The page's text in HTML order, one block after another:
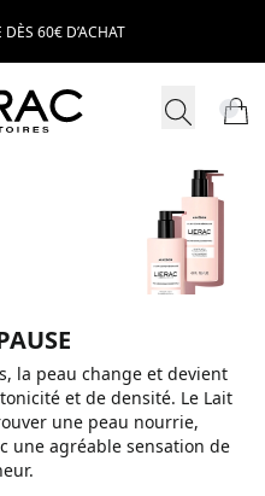
DÈS 60€ D’ACHAT
la peau change et devient
et de densité. Le Lait
une peau nourrie,
une agréable sensation de